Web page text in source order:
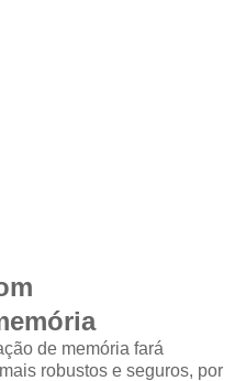
de memória fará
robustos e seguros, por